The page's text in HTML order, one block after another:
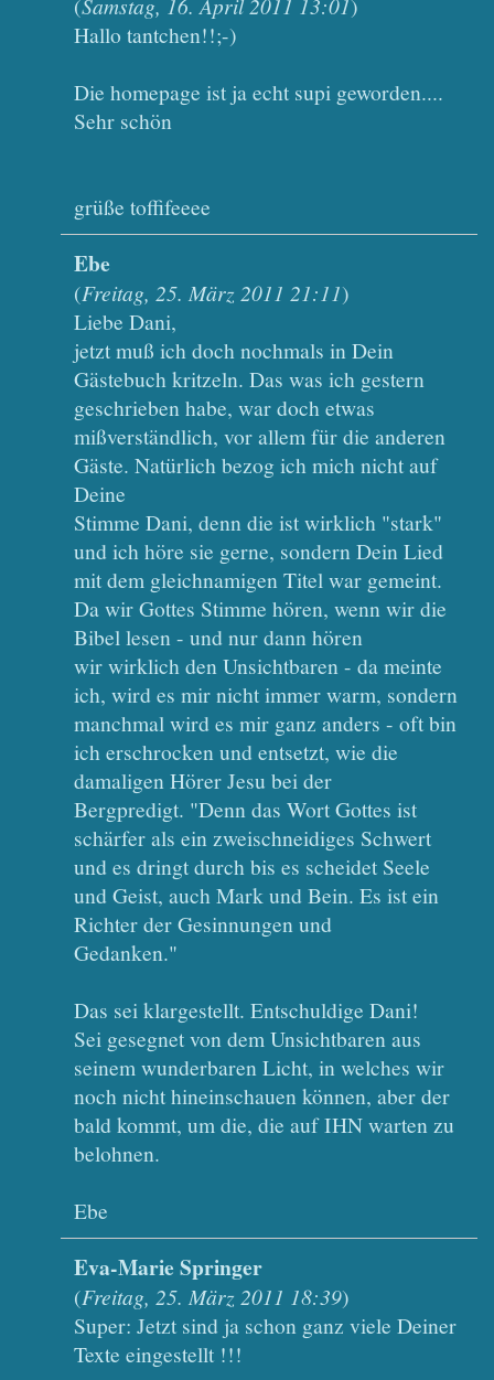
Hallo tantchen!!;-)
Die homepage ist ja echt supi geworden....
Sehr schön
grüße toffifeeee
Ebe
(Freitag, 25. März 2011 21:11)
Liebe Dani,
jetzt muß ich doch nochmals in Dein
Gästebuch kritzeln. Das was ich gestern
geschrieben habe, war doch etwas
mißverständlich, vor allem für die anderen
Gäste. Natürlich bezog ich mich nicht auf
Deine
Stimme Dani, denn die ist wirklich "stark"
und ich höre sie gerne, sondern Dein Lied
mit dem gleichnamigen Titel war gemeint.
Da wir Gottes Stimme hören, wenn wir die
Bibel lesen - und nur dann hören
wir wirklich den Unsichtbaren - da meinte
ich, wird es mir nicht immer warm, sondern
manchmal wird es mir ganz anders - oft bin
ich erschrocken und entsetzt, wie die
damaligen Hörer Jesu bei der
Bergpredigt. "Denn das Wort Gottes ist
schärfer als ein zweischneidiges Schwert
und es dringt durch bis es scheidet Seele
und Geist, auch Mark und Bein. Es ist ein
Richter der Gesinnungen und
Gedanken."
Das sei klargestellt. Entschuldige Dani!
Sei gesegnet von dem Unsichtbaren aus
seinem wunderbaren Licht, in welches wir
noch nicht hineinschauen können, aber der
bald kommt, um die, die auf IHN warten zu
belohnen.
Ebe
Eva-Marie Springer
(Freitag, 25. März 2011 18:39)
Super: Jetzt sind ja schon ganz viele Deiner
Texte eingestellt !!!